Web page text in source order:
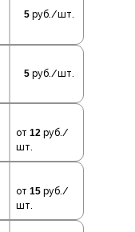
5 руб./шт.
5 руб./шт.
от 12 руб./
шт.
от 15 руб./
шт.